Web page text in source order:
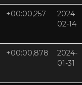
+00:00,257
2024-
02-14
+00:00,878
2024-
01-31